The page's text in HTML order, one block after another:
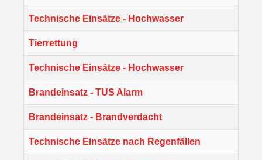
Technische Einsätze - Hochwasser
Tierrettung
Technische Einsätze - Hochwasser
Brandeinsatz - TUS Alarm
Brandeinsatz - Brandverdacht
Technische Einsätze nach Regenfällen